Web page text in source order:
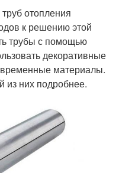
отопления
к решению этой
трубы с помощью
декоративные
материалы.
из них подробнее.